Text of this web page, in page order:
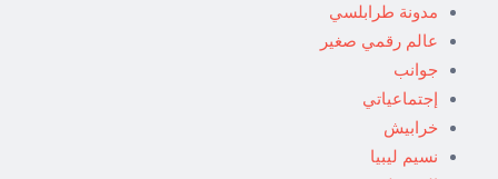
مدونة طرابلسي
عالم رقمي صغير
جوانب
إجتماعياتي
خرابيش
نسيم ليبيا